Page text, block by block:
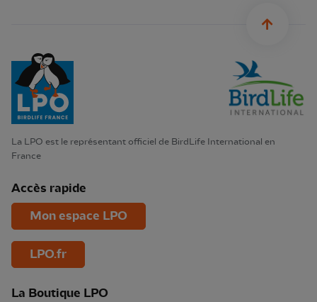
La LPO est le représentant officiel de BirdLife International en
France
Accès rapide
Mon espace LPO
LPO.fr
La Boutique LPO